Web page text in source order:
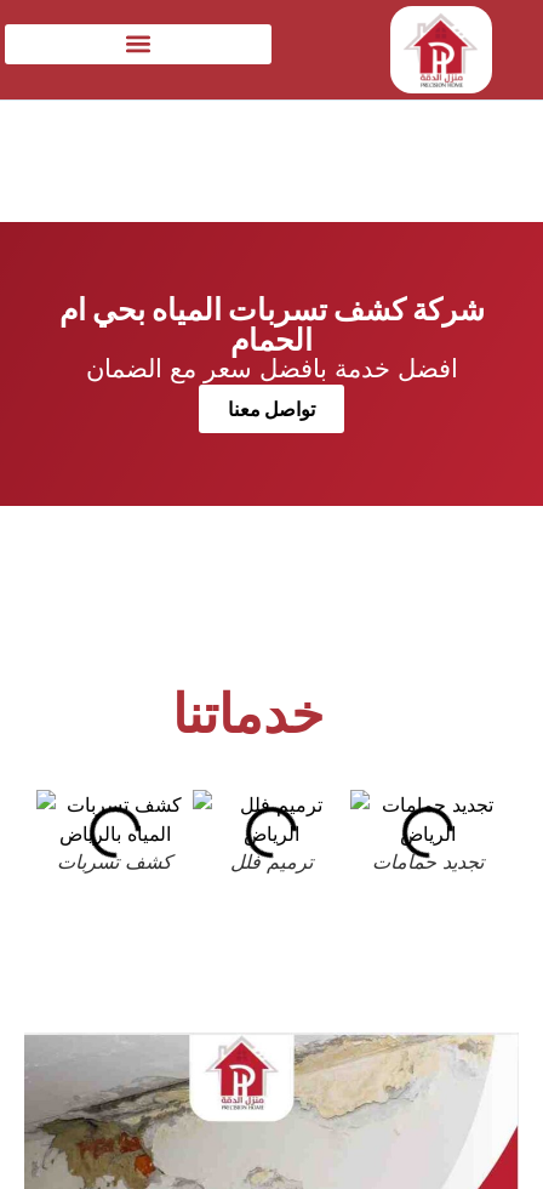
شركة كشف تسربات المياه بحي ام
الحمام
افضل خدمة بافضل سعر مع الضمان
تواصل معنا
خدماتنا
كشف تسربات ترميم فلل تجديد حمامات